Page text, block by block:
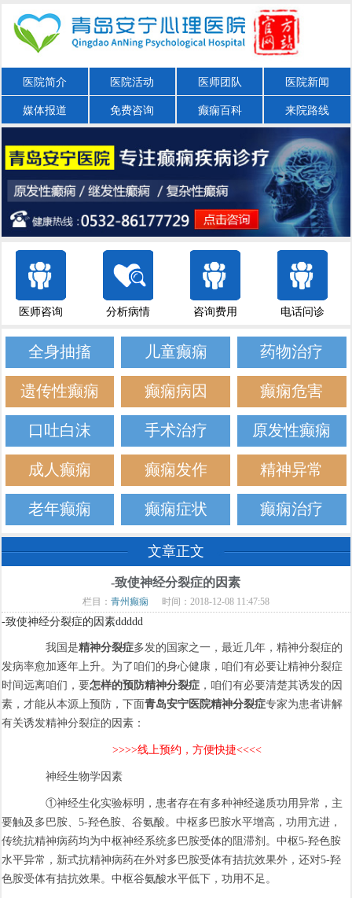
医院简介 医院活动 医师团队 医院新闻
媒体报道 免费咨询 癫痫百科 来院路线
医师咨询 分析病情 咨询费用 电话问诊
全身抽搐 儿童癫痫 药物治疗
遗传性癫痫 癫痫病因 癫痫危害
口吐白沫 手术治疗 原发性癫痫
成人癫痫 癫痫发作 精神异常
老年癫痫 癫痫症状 癫痫治疗
文章正文
-致使神经分裂症的因素
栏目： 青州癫痫 时间：2018-12-08 11:47:58
-致使神经分裂症的因素ddddd
我国是精神分裂症多发的国家之一，最近几年，精神分裂症的
发病率愈加逐年上升。为了咱们的身心健康，咱们有必要让精神分裂症
时间远离咱们，要怎样的预防精神分裂症 ，咱们有必要清楚其诱发的因
素，才能从本源上预防，下面青岛安宁医院精神分裂症专家为患者讲解
有关诱发精神分裂症的因素：
>>>>线上预约，方便快捷<<<<
神经生物学因素
①神经生化实验标明，患者存在有多种神经递质功用异常，主
要触及多巴胺、5-羟色胺、谷氨酸。中枢多巴胺水平增高，功用亢进，
传统抗精神病药均为中枢神经系统多巴胺受体的阻滞剂。中枢5-羟色胺
水平异常，新式抗精神病药在外对多巴胺受体有拮抗效果外，还对5-羟
色胺受体有拮抗效果。中枢谷氨酸水平低下，功用不足。